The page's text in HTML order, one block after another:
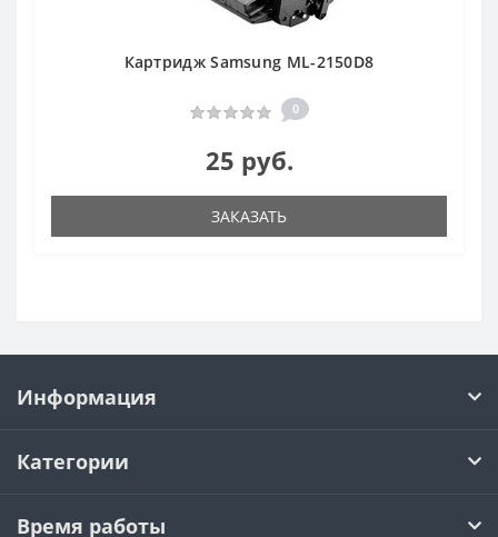
Картридж Samsung ML-2150D8
0
25 руб.
ЗАКАЗАТЬ
Информация
Категории
Время работы